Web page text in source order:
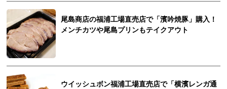
尾島商店の福浦工場直売店で「濱吟焼豚」購入！
メンチカツや尾島プリンもテイクアウト
ウイッシュボン福浦工場直売店で「横濱レンガ通